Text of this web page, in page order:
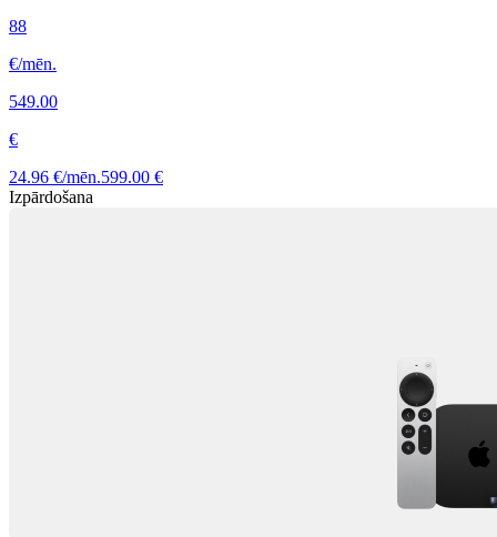
88
€/mēn.
549.00
€
24.96 €/mēn.599.00 €
Izpārdošana